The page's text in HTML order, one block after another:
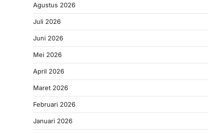
Agustus 2026
Juli 2026
Juni 2026
Mei 2026
April 2026
Maret 2026
Februari 2026
Januari 2026